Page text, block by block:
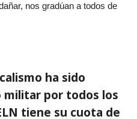
nos gradúan a todos de
ha sido
por todos los
tiene su cuota de